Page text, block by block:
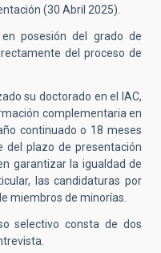
(30 Abril 2025).
posesión del grado de
del proceso de
su doctorado en el IAC,
complementaria en
continuado o 18 meses
del plazo de presentación
garantizar la igualdad de
las candidaturas por
miembros de minorías.
selectivo consta de dos